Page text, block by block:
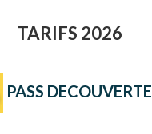
TARIFS 2026
PASS DECOUVERTE